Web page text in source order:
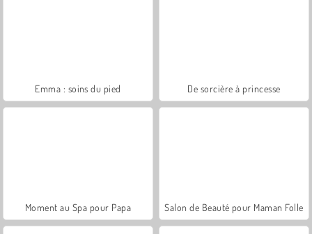
Emma : soins du pied De sorcière à princesse
Moment au Spa pour Papa Salon de Beauté pour Maman Folle